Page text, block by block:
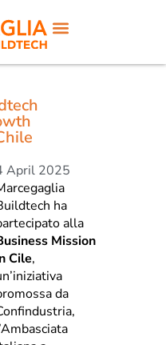
April 2025
ha
alla
Mission
Cile,
da